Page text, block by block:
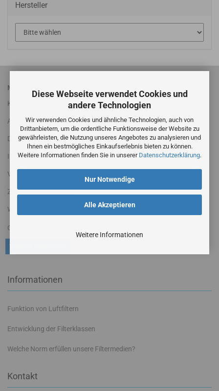
Diese Webseite verwendet Cookies und
andere Technologien
Wir verwenden Cookies und ähnliche Technologien, auch von
Drittanbietern, um die ordentliche Funktionsweise der Website zu
gewährleisten, die Nutzung unseres Angebotes zu analysieren und
Ihnen ein bestmögliches Einkaufserlebnis bieten zu können.
Weitere Informationen finden Sie in unserer Datenschutzerklärung.
Alle Akzeptieren
Nur Notwendige
Weitere Informationen
Hersteller
MEHR ÜBER...
Kontakt
AGB
Datenschutzerklärung
Impressum
Versandinformationen
Zahlungsbedingungen
Widerrufsrecht & Widerrufsformular
Vertrag widerrufen
Cookie Einstellungen
Informationen
Funktion von Luftfiltern
Entwicklung der Filterklassen
Welche Norm erfüllen unsere Filtermedien?
Kontakt